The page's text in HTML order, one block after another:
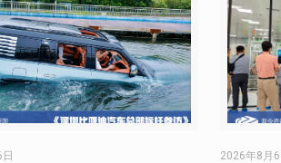
2026年8月6